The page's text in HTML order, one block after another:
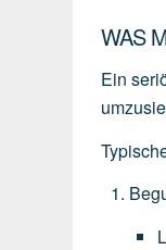
WAS
Ein